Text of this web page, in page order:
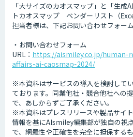
「大サイズのカオスマップ」と「生
トカオスマップ ベンダーリスト（
担当者様は、下記お問い合わせフォー
・お問い合わせフォーム
URL： https://aismiley.co.jp/human-
affairs-ai-caosmap-2024/
※本資料はサービスの導入を検討して
ております。同業他社・競合他社への
で、あしからずご了承ください。
※本資料はプレスリリースや製品サイ
情報を基にAIsmiley編集部が独自の視
で、網羅性や正確性を完全に担保する